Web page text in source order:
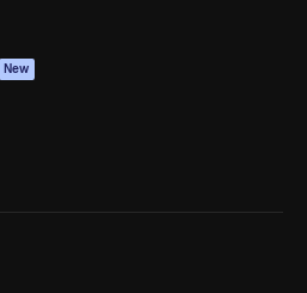
New